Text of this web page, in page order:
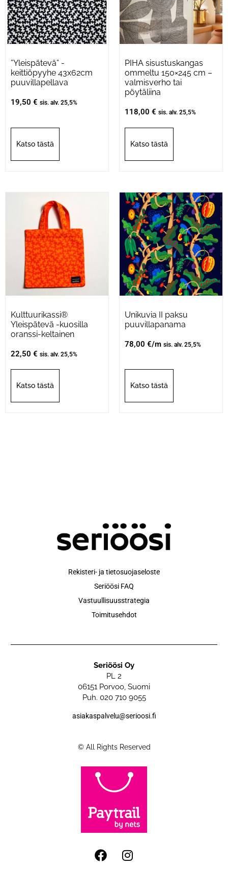
”Yleispätevä” -
keittiöpyyhe 43x62cm
puuvillapellava
19,50 € sis. alv. 25,5%
Katso tästä
PIHA sisustuskangas
ommeltu 150×245 cm –
valmisverho tai
pöytäliina
118,00 € sis. alv. 25,5%
Katso tästä
Kulttuurikassi®
Yleispätevä -kuosilla
oranssi-keltainen
22,50 € sis. alv. 25,5%
Katso tästä
Unikuvia II paksu
puuvillapanama
78,00 €/m sis. alv. 25,5%
Katso tästä
Rekisteri- ja tietosuojaseloste
Seriöösi FAQ
Vastuullisuusstrategia
Toimitusehdot
Seriöösi Oy
PL 2
06151 Porvoo, Suomi
Puh. 020 710 9055
asiakaspalvelu@serioosi.fi
© All Rights Reserved